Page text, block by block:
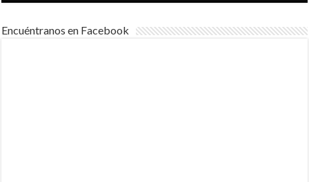
Encuéntranos en Facebook